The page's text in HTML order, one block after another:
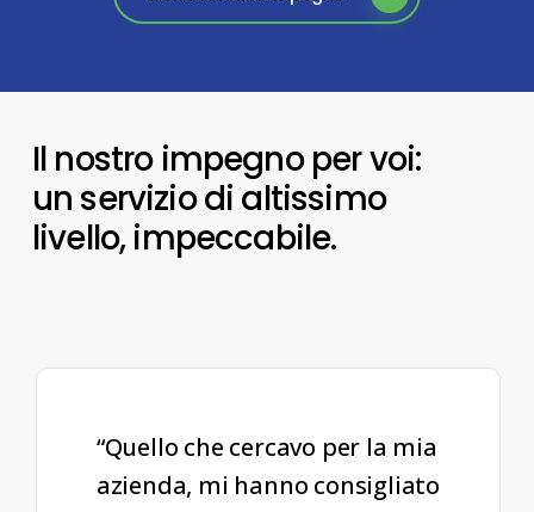
Il nostro impegno per voi:
un servizio di altissimo
livello, impeccabile.
“Quello che cercavo per la mia
azienda, mi hanno consigliato